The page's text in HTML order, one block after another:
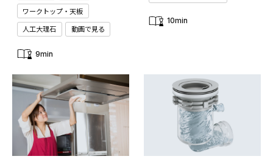
ワークトップ・天板
人工大理石
動画で見る
9min
10min